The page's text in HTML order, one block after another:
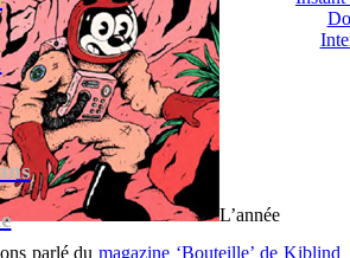
L’année
parlé dumagazine ‘Bouteille’ de Kiblind